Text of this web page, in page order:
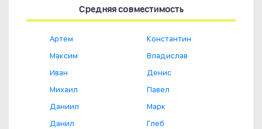
Средняя совместимость
Артем
Максим
Иван
Михаил
Даниил
Данил
Константин
Владислав
Денис
Павел
Марк
Глеб